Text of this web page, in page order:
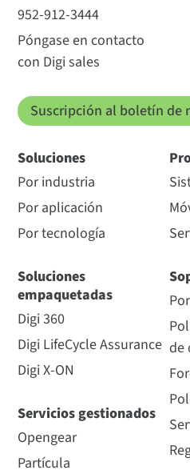
952-912-3444
Póngase en contacto
con Digi sales
Suscripción al boletín de
Soluciones
Por industria
Por aplicación
Por tecnología
Soluciones
empaquetadas
Digi 360
Digi LifeCycle Assurance
Digi X-ON
Servicios gestionados
Opengear
Partícula
de